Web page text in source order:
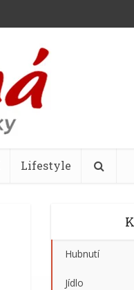
Lifestyle
Hubnutí
Jídlo